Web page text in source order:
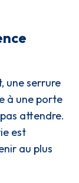
une serrure
à une porte
attendre.
est
au plus